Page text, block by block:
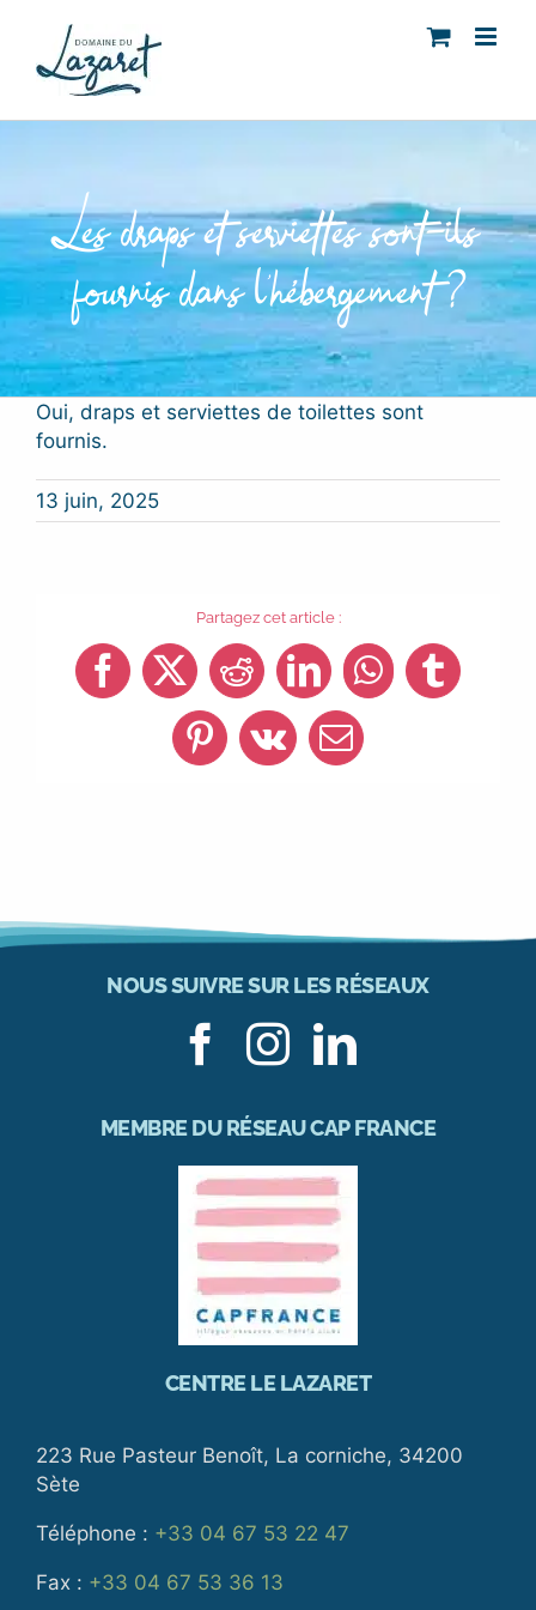
contenu
Les draps et serviettes sont-ils
fournis dans l’hébergement ?
Oui, draps et serviettes de toilettes sont
fournis.
13 juin, 2025
Partagez cet article :
Facebook
X RedditLinkedInWhatsApp
Tumblr
Pinterest
Vk Email
NOUS SUIVRE SUR LES RÉSEAUX
MEMBRE DU RÉSEAU CAP FRANCE
CENTRE LE LAZARET
223 Rue Pasteur Benoît, La corniche, 34200
Sète
Téléphone : +33 04 67 53 22 47
Fax : +33 04 67 53 36 13